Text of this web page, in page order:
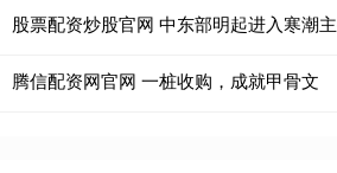
腾信配资网官网 一桩收购，成就甲骨文